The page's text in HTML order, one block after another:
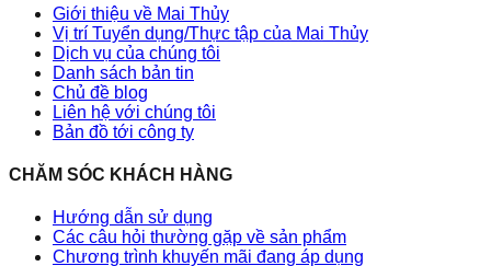
Giới thiệu về Mai Thủy
Vị trí Tuyển dụng/Thực tập của Mai Thủy
Dịch vụ của chúng tôi
Danh sách bản tin
Chủ đề blog
Liên hệ với chúng tôi
Bản đồ tới công ty
CHĂM SÓC KHÁCH HÀNG
Hướng dẫn sử dụng
Các câu hỏi thường gặp về sản phẩm
Chương trình khuyến mãi đang áp dụng